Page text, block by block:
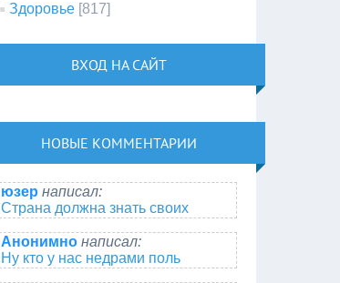
Здоровье [817]
ВХОД НА САЙТ
НОВЫЕ КОММЕНТАРИИ
юзер написал:
Страна должна знать своих
Анонимно написал:
Ну кто у нас недрами поль